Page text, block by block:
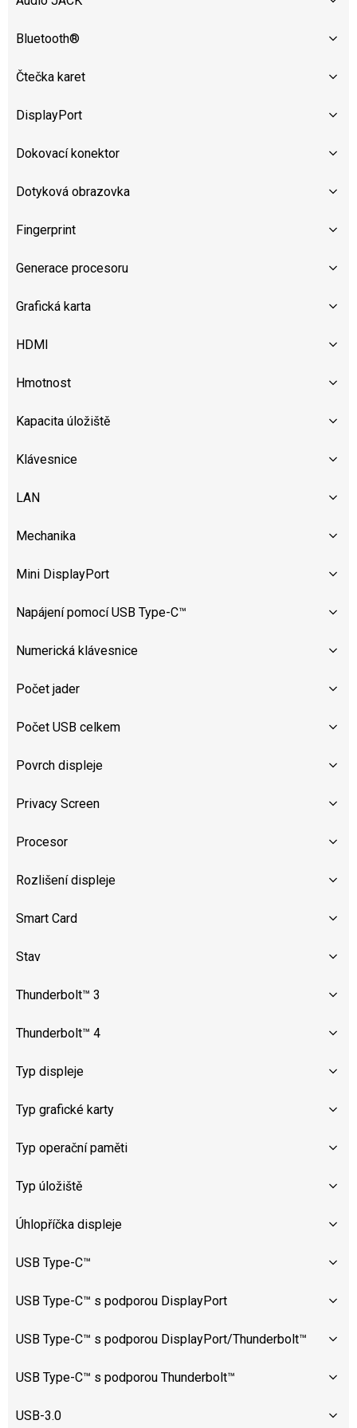
Bluetooth®
Čtečka karet
DisplayPort
Dokovací konektor
Dotyková obrazovka
Fingerprint
Generace procesoru
Grafická karta
HDMI
Hmotnost
Kapacita úložiště
Klávesnice
LAN
Mechanika
Mini DisplayPort
Napájení pomocí USB Type-C™
Numerická klávesnice
Počet jader
Počet USB celkem
Povrch displeje
Privacy Screen
Procesor
Rozlišení displeje
Smart Card
Stav
Thunderbolt™ 3
Thunderbolt™ 4
Typ displeje
Typ grafické karty
Typ operační paměti
Typ úložiště
Úhlopříčka displeje
USB Type-C™
USB Type-C™ s podporou DisplayPort
USB Type-C™ s podporou DisplayPort/Thunderbolt™
USB Type-C™ s podporou Thunderbolt™
USB-3.0